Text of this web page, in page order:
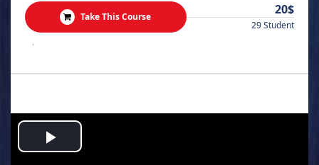
Take This Course 20$
29 Student
.
Play